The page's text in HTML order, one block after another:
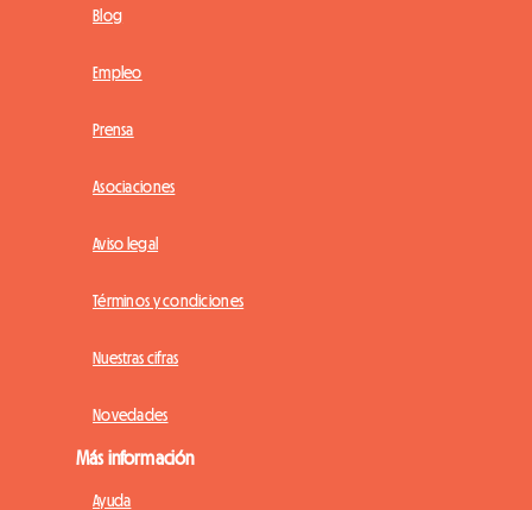
Blog
Empleo
Prensa
Asociaciones
Aviso legal
Términos y condiciones
Nuestras cifras
Novedades
Más información
Ayuda